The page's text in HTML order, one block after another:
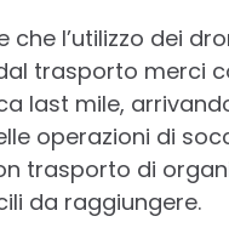
che l’utilizzo dei
trasporto merci
last mile,
operazioni di
trasporto di
da raggiungere.